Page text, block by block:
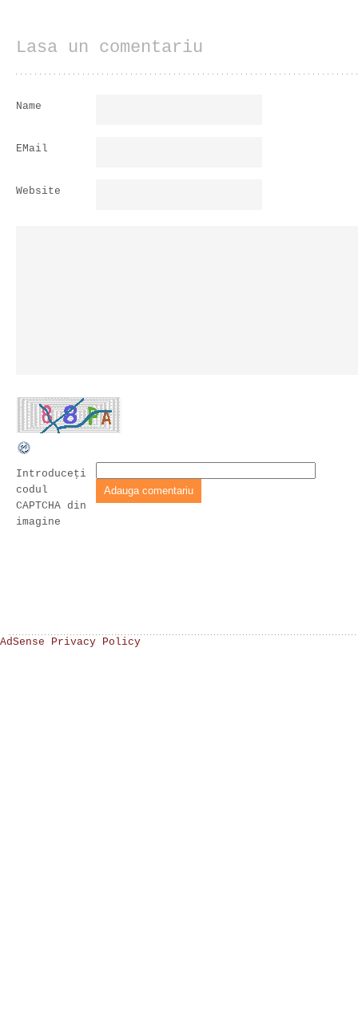
Lasa un comentariu
Name
EMail
Website
Introduceţi
codul
CAPTCHA din
imagine
AdSense Privacy Policy